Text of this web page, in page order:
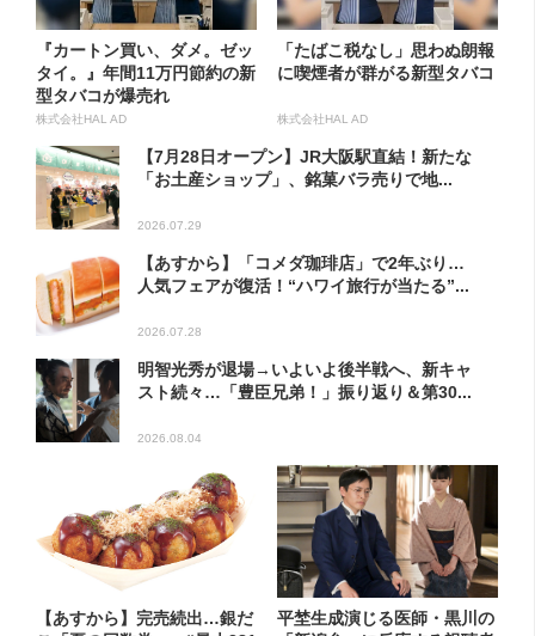
『カートン買い、ダメ。ゼッ
タイ。』年間11万円節約の新
型タバコが爆売れ
株式会社HAL AD
「たばこ税なし」思わぬ朗報
に喫煙者が群がる新型タバコ
株式会社HAL AD
【7月28日オープン】JR大阪駅直結！新たな
「お土産ショップ」、銘菓バラ売りで地...
2026.07.29
【あすから】「コメダ珈琲店」で2年ぶり…
人気フェアが復活！“ハワイ旅行が当たる”...
2026.07.28
明智光秀が退場→いよいよ後半戦へ、新キャ
スト続々…「豊臣兄弟！」振り返り＆第30...
2026.08.04
【あすから】完売続出…銀だ
平埜生成演じる医師・黒川の